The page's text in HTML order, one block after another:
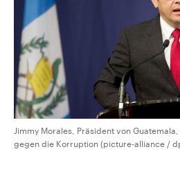
Jimmy Morales, Präsident von
gegen die Korruption (picture-alliance /